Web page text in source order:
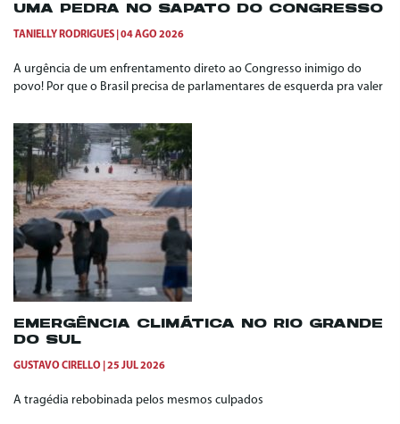
UMA PEDRA NO SAPATO DO CONGRESSO
TANIELLY RODRIGUES 04 AGO 2026
A urgência de um enfrentamento direto ao Congresso inimigo do
povo! Por que o Brasil precisa de parlamentares de esquerda pra valer
EMERGÊNCIA CLIMÁTICA NO RIO GRANDE
DO SUL
GUSTAVO CIRELLO 25 JUL 2026
A tragédia rebobinada pelos mesmos culpados